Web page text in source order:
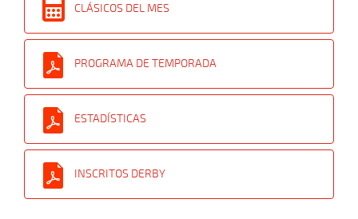
CLÁSICOS DEL MES
PROGRAMA DE TEMPORADA
ESTADÍSTICAS
INSCRITOS DERBY